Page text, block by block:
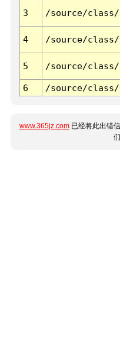
3 /source/
4 /source/
5 /source/
6 /source/
www.365jz.com 已经将此出错